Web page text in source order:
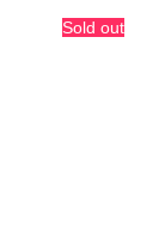
Sold out